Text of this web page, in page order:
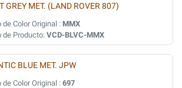
GREY MET. (LAND ROVER 807)
de Color Original : MMX
de Producto: VCD-BLVC-MMX
BLUE MET. JPW
de Color Original : 697